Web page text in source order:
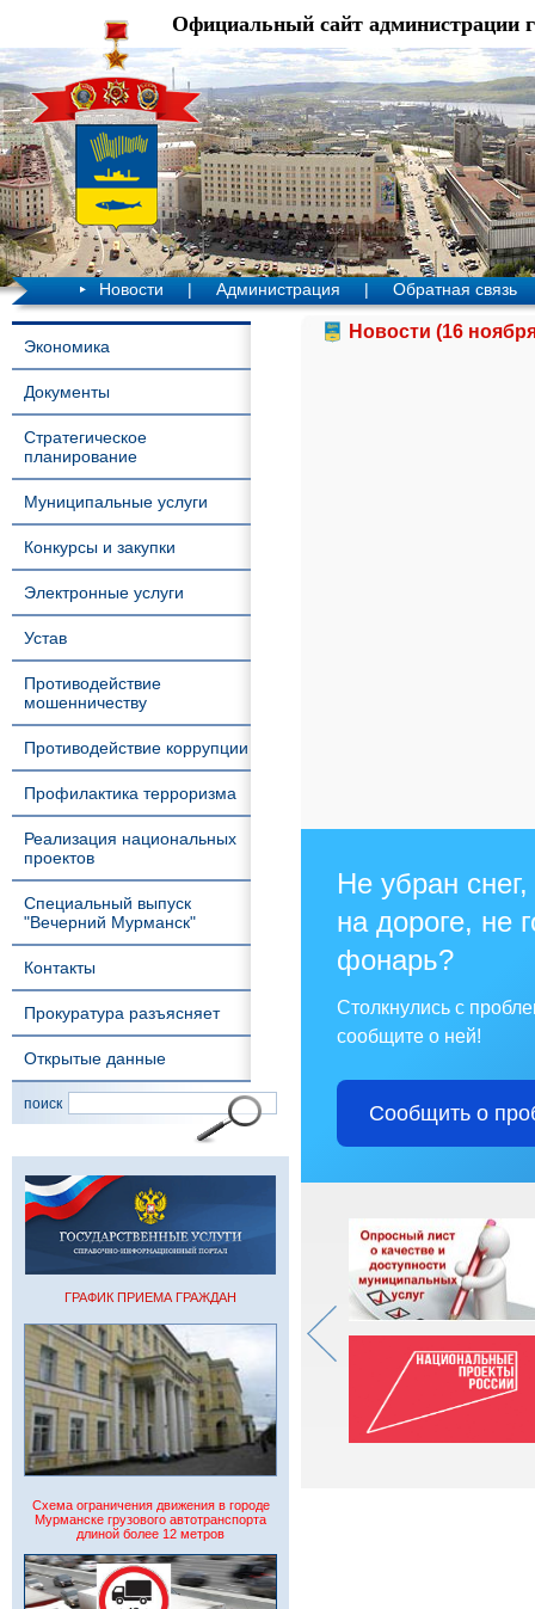
Официальный сайт администрации
Новости | Администрация | Обратная связь
Экономика
Документы
Стратегическое
планирование
Муниципальные услуги
Конкурсы и закупки
Электронные услуги
Устав
Противодействие
мошенничеству
Противодействие коррупции
Профилактика терроризма
Реализация национальных
проектов
Специальный выпуск
"Вечерний Мурманск"
Контакты
Прокуратура разъясняет
Открытые данные
поиск
ГРАФИК ПРИЕМА ГРАЖДАН
Схема ограничения движения в городе
Мурманске грузового автотранспорта
длиной более 12 метров
Новости (16
Не убран
на дороге, не
фонарь?
Столкнулись с
сообщите о ней!
Сообщить о